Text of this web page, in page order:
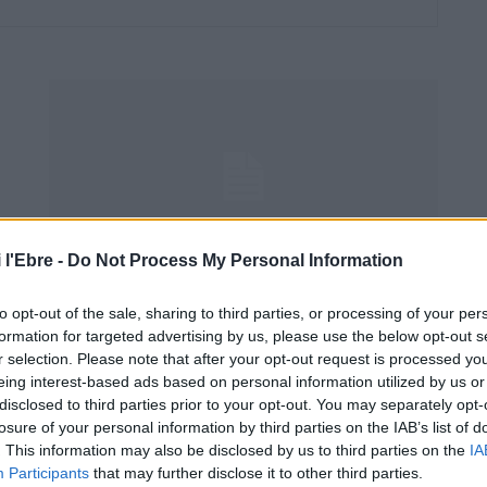
l'Ebre - Do Not Process My Personal Information
opt-out of the sale, sharing to third parties, or processing of your
for targeted advertising by us, please use the below opt-out
selection. Please note that after your opt-out request is processed
interest-based ads based on personal information utilized by us
to third parties prior to your opt-out. You may separately
of your personal information by third parties on the IAB’s list of
This information may also be disclosed by us to third parties on the
Participants that may further disclose it to other third parties.
Opinió
Que la sentència ens trobe units
Monica Sales de la Cruz - 24 d'agost de 2021 0